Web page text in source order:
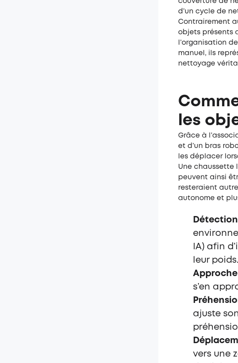
d’un cycle de
Contrairement
objets présents
l’organisation
manuel, ils
nettoyage
les
Grâce à
et d’un bras
les déplacer
Une chaussette
peuvent ainsi
resteraient
autonome et
IA) afin
leur poids.
s’en
ajuste
vers une